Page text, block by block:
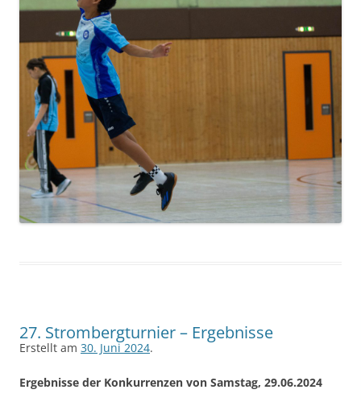
27. Strombergturnier – Ergebnisse
Erstellt am 30. Juni 2024.
Ergebnisse der Konkurrenzen von Samstag, 29.06.2024